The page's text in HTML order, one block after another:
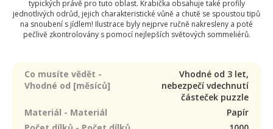
typických právě pro tuto oblast. Krabička obsahuje také profily
jednotlivých odrůd, jejich charakteristické vůně a chutě se spoustou tipů
na snoubení s jídlem! Ilustrace byly nejprve ručně nakresleny a poté
pečlivě zkontrolovány s pomocí nejlepších světových sommeliérů.
Co musíte vědět -
Vhodné od [měsíců]
Vhodné od 3 let,
nebezpečí vdechnutí
částeček puzzle
Materiál - Materiál
Papír